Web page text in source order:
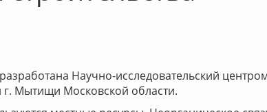
Научно-исследовательский
г. Мытищи Московской области.